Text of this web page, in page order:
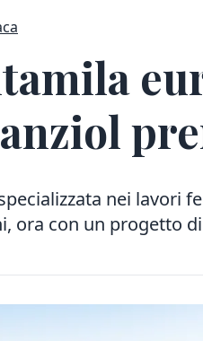
specializzata nei lavori
ora con un progetto